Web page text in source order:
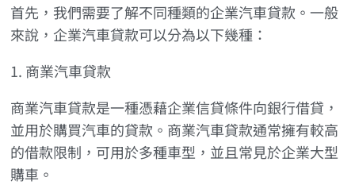
首先，我們需要了解不同種類的企業汽車貸款。一般
來說，企業汽車貸款可以分為以下幾種：
1. 商業汽車貸款
商業汽車貸款是一種憑藉企業信貸條件向銀行借貸，
並用於購買汽車的貸款。商業汽車貸款通常擁有較高
的借款限制，可用於多種車型，並且常見於企業大型
購車。